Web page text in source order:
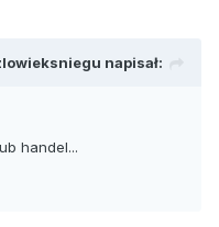
napisał:
handel...